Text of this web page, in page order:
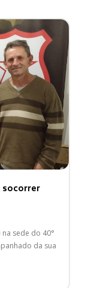
socorrer
sede do 40°
da sua